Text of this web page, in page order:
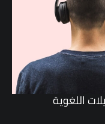
اللغوية